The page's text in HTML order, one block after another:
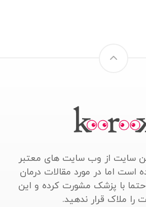
سایت از وب سایت های معتبر
است اما در مورد مقالات درمان
با پزشک مشورت کرده و این
را ملاک قرار ندهید.